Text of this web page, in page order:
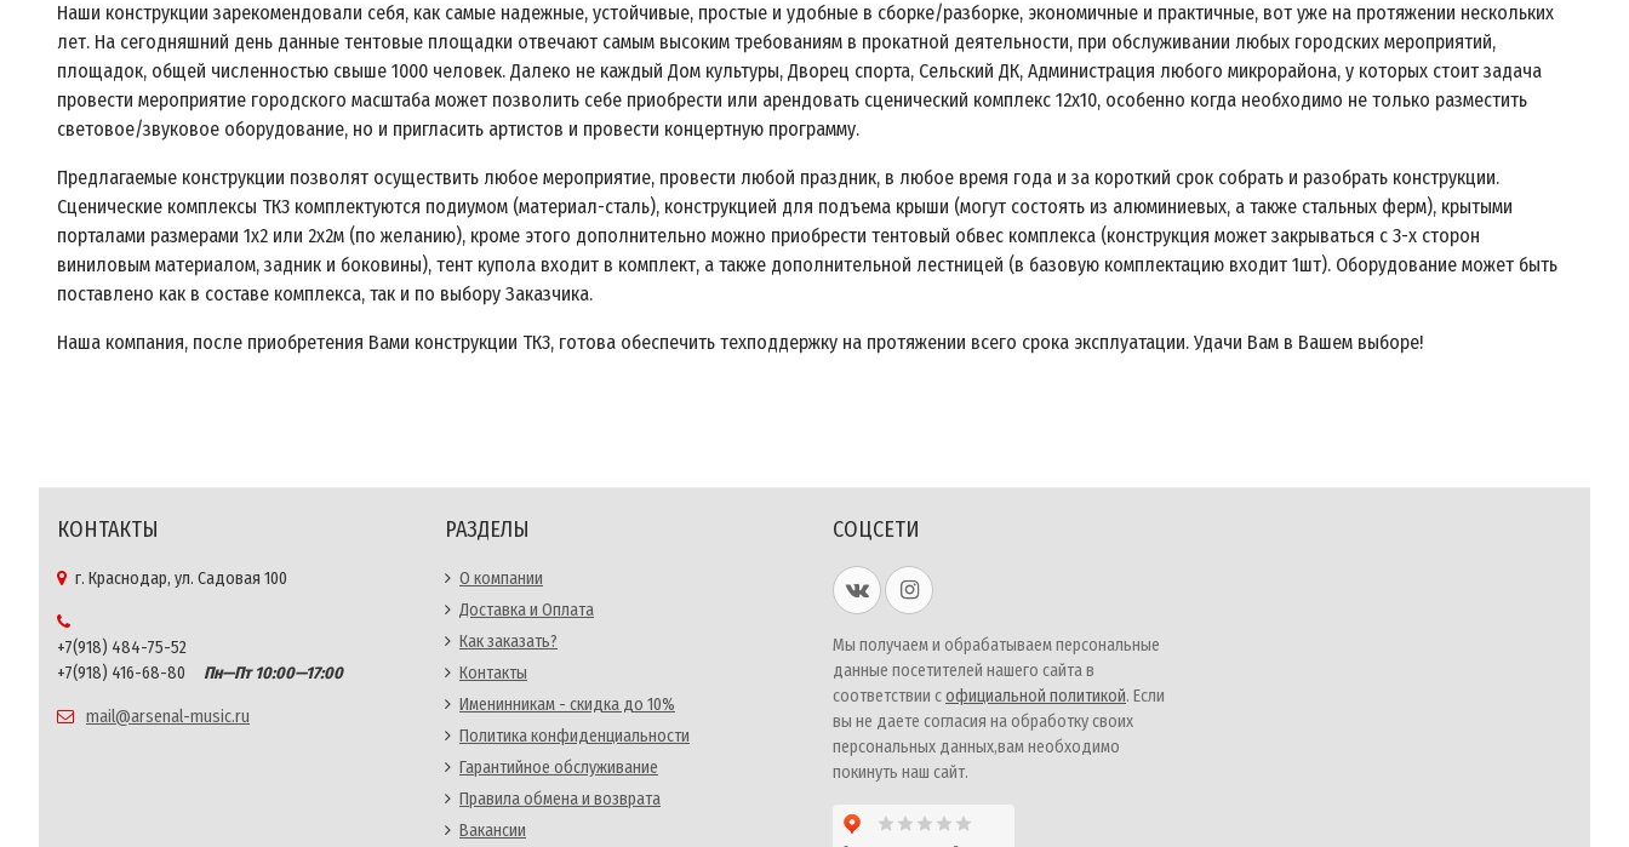
Наши конструкции зарекомендовали себя, как самые надежные, устойчивые, простые и удобные в сборке/разборке, экономичные и практичные, вот уже на протяжении нескольких
лет. На сегодняшний день данные тентовые площадки отвечают самым высоким требованиям в прокатной деятельности, при обслуживании любых городских мероприятий,
площадок, общей численностью свыше 1000 человек. Далеко не каждый Дом культуры, Дворец спорта, Сельский ДК, Администрация любого микрорайона, у которых стоит задача
провести мероприятие городского масштаба может позволить себе приобрести или арендовать сценический комплекс 12х10, особенно когда необходимо не только разместить
световое/звуковое оборудование, но и пригласить артистов и провести концертную программу.
Предлагаемые конструкции позволят осуществить любое мероприятие, провести любой праздник, в любое время года и за короткий срок собрать и разобрать конструкции.
Сценические комплексы ТК3 комплектуются подиумом (материал-сталь), конструкцией для подъема крыши (могут состоять из алюминиевых, а также стальных ферм), крытыми
порталами размерами 1х2 или 2х2м (по желанию), кроме этого дополнительно можно приобрести тентовый обвес комплекса (конструкция может закрываться с 3-х сторон
виниловым материалом, задник и боковины), тент купола входит в комплект, а также дополнительной лестницей (в базовую комплектацию входит 1шт). Оборудование может быть
поставлено как в составе комплекса, так и по выбору Заказчика.
Наша компания, после приобретения Вами конструкции ТК3, готова обеспечить техподдержку на протяжении всего срока эксплуатации. Удачи Вам в Вашем выборе!
КОНТАКТЫ
г. Краснодар, ул. Садовая 100
+7(918) 484-75-52
+7(918) 416-68-80
Пн—Пт 10:00—17:00
mail@arsenal-music.ru
РАЗДЕЛЫ
О компании
Доставка и Оплата
Как заказать?
Контакты
Именинникам - скидка до 10%
Политика конфиденциальности
Гарантийное обслуживание
Правила обмена и возврата
Вакансии
СОЦСЕТИ
Мы получаем и обрабатываем персональные
данные посетителей нашего сайта в
соответствии софициальной политикой. Если
вы не даете согласия на обработку своих
персональных данных,вам необходимо
покинуть наш сайт.